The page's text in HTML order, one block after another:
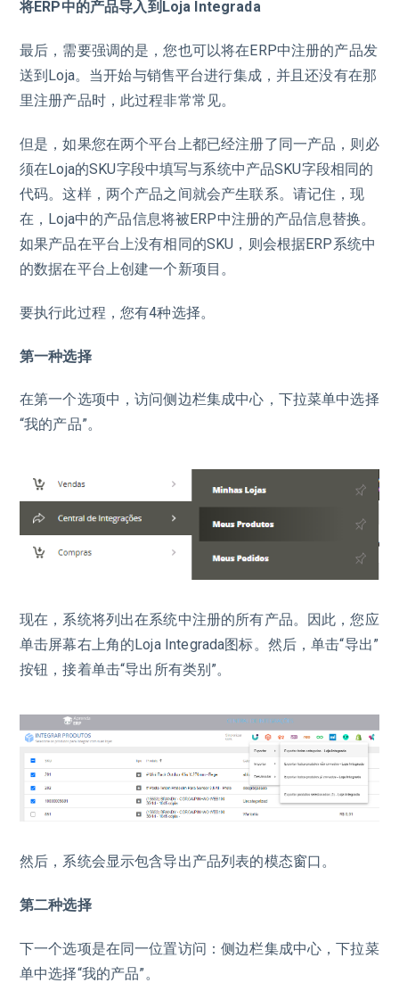
将ERP中的产品导入到Loja Integrada
最后，需要强调的是，您也可以将在ERP中注册的产品发
送到Loja。当开始与销售平台进行集成，并且还没有在那
里注册产品时，此过程非常常见。
但是，如果您在两个平台上都已经注册了同一产品，则必
须在Loja的SKU字段中填写与系统中产品SKU字段相同的
代码。这样，两个产品之间就会产生联系。请记住，现
在，Loja中的产品信息将被ERP中注册的产品信息替换。
如果产品在平台上没有相同的SKU，则会根据ERP系统中
的数据在平台上创建一个新项目。
要执行此过程，您有4种选择。
第一种选择
在第一个选项中，访问侧边栏集成中心，下拉菜单中选择
“我的产品”。
现在，系统将列出在系统中注册的所有产品。因此，您应
单击屏幕右上角的Loja Integrada图标。然后，单击“导出”
按钮，接着单击“导出所有类别”。
然后，系统会显示包含导出产品列表的模态窗口。
第二种选择
下一个选项是在同一位置访问：侧边栏集成中心，下拉菜
单中选择“我的产品”。